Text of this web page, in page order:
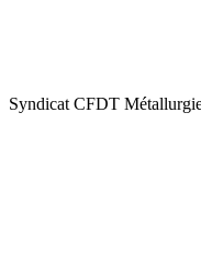
Syndicat CFDT